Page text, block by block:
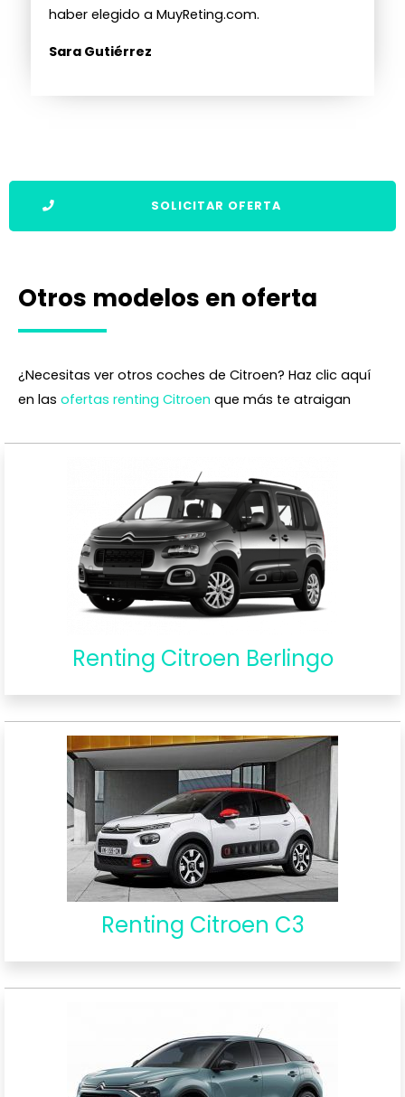
haber elegido a MuyReting.com.
Sara Gutiérrez
SOLICITAR OFERTA
Otros modelos en oferta
¿Necesitas ver otros coches de Citroen? Haz clic aquí
en las ofertas renting Citroen que más te atraigan
Renting Citroen Berlingo
Renting Citroen C3